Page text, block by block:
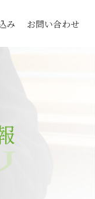
み お問い合わせ